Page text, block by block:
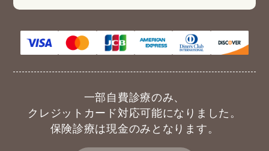
一部自費診療のみ、
クレジットカード対応可能になりました。
保険診療は現金のみとなります。